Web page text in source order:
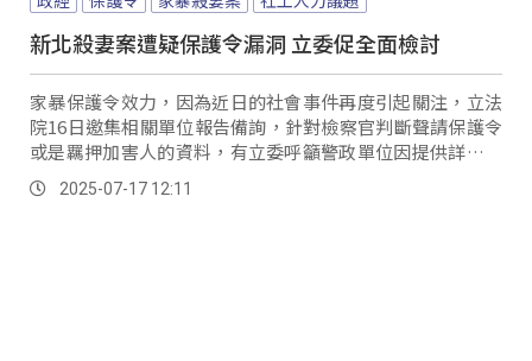
新北殺妻案遭疑保護令漏洞 立委促全面檢討
家暴保護令效力，因為近日的社會事件再度引起關注，立法
院16日邀集相關單位報告備詢，針對檢察官判斷聲請保護令
或是羈押加害人的資料，有立委呼籲警政單位因提供詳細筆
錄，而最關鍵的就是被害者是否長期遭到施暴。
2025-07-17 12:11